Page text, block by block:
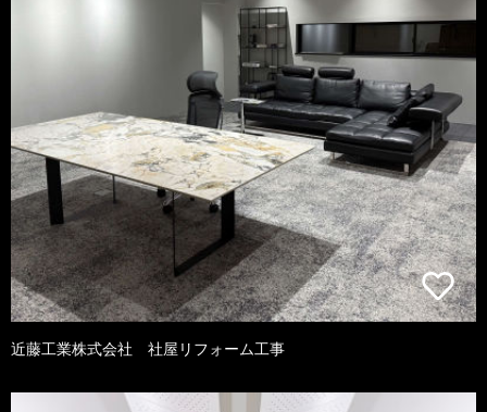
近藤工業株式会社 社屋リフォーム工事